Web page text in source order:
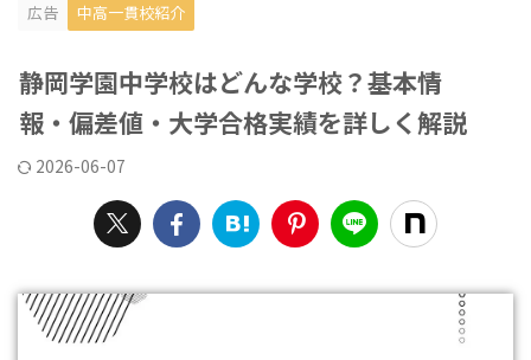
広告
中高一貫校紹介
静岡学園中学校はどんな学校？基本情
報・偏差値・大学合格実績を詳しく解説
2026-06-07